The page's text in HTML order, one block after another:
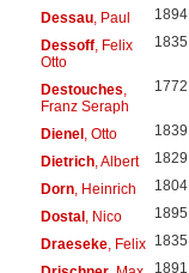
Dessau, Paul 1894
Dessoff, Felix
Otto
1835
Destouches
Franz Seraph
1772
Dienel, Otto 1839
Dietrich, Albert 1829
Dorn, Heinrich 1804
Dostal, Nico 1895
Draeseke, Felix 1835
1891